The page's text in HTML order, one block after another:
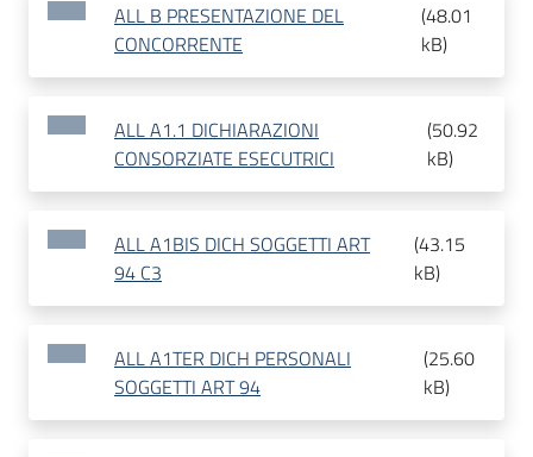
ALL B PRESENTAZIONE DEL
CONCORRENTE
(48.01
kB)
ALL A1.1 DICHIARAZIONI
CONSORZIATE ESECUTRICI
(50.92
kB)
ALL A1BIS DICH SOGGETTI ART
94 C3
(43.15
kB)
ALL A1TER DICH PERSONALI
SOGGETTI ART 94
(25.60
kB)